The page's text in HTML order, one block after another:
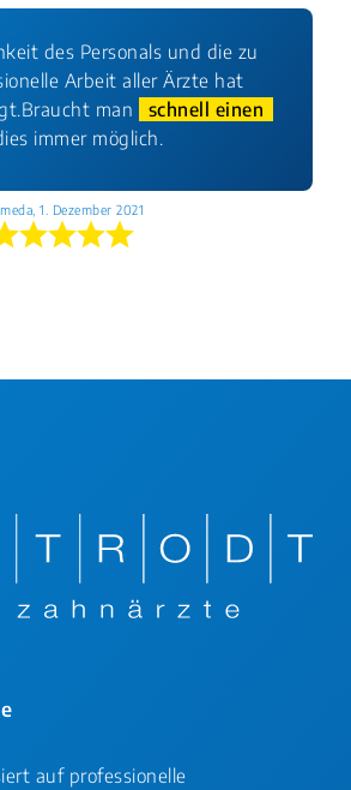
des Personals und die zu
Arbeit aller Ärzte hat
man
schnell einen
immer möglich.
1. Dezember 2021
auf professionelle